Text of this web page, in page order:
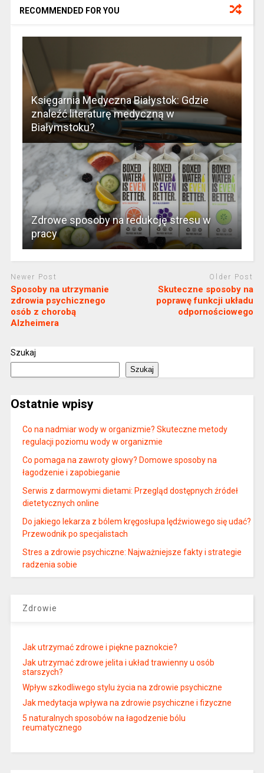
RECOMMENDED FOR YOU
Księgarnia Medyczna Białystok: Gdzie
znaleźć literaturę medyczną w
Białymstoku?
Zdrowe sposoby na redukcję stresu w
pracy
Newer Post
Sposoby na utrzymanie
zdrowia psychicznego
osób z chorobą
Alzheimera
Older Post
Skuteczne sposoby na
poprawę funkcji układu
odpornościowego
Szukaj
Szukaj
Ostatnie wpisy
Co na nadmiar wody w organizmie? Skuteczne metody
regulacji poziomu wody w organizmie
Co pomaga na zawroty głowy? Domowe sposoby na
łagodzenie i zapobieganie
Serwis z darmowymi dietami: Przegląd dostępnych źródeł
dietetycznych online
Do jakiego lekarza z bólem kręgosłupa lędźwiowego się udać?
Przewodnik po specjalistach
Stres a zdrowie psychiczne: Najważniejsze fakty i strategie
radzenia sobie
Zdrowie
Jak utrzymać zdrowe i piękne paznokcie?
Jak utrzymać zdrowe jelita i układ trawienny u osób
starszych?
Wpływ szkodliwego stylu życia na zdrowie psychiczne
Jak medytacja wpływa na zdrowie psychiczne i fizyczne
5 naturalnych sposobów na łagodzenie bólu
reumatycznego